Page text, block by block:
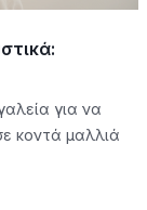
για να
κοντά μαλλιά